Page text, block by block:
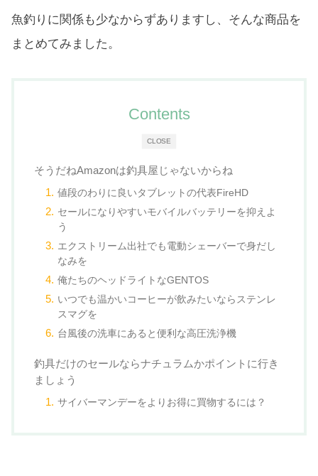
魚釣りに関係も少なからずありますし、そんな商品を
まとめてみました。
CLOSE
Contents
そうだねAmazonは釣具屋じゃないからね
値段のわりに良いタブレットの代表FireHD
セールになりやすいモバイルバッテリーを抑えよ
う
エクストリーム出社でも電動シェーバーで身だし
なみを
俺たちのヘッドライトなGENTOS
いつでも温かいコーヒーが飲みたいならステンレ
スマグを
台風後の洗車にあると便利な高圧洗浄機
釣具だけのセールならナチュラムかポイントに行き
ましょう
サイバーマンデーをよりお得に買物するには？